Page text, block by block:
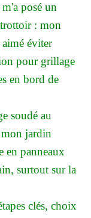
posé un
: mon
éviter
pour grillage
en bord de
soudé au
jardin
en panneaux
surtout sur la
clés, choix